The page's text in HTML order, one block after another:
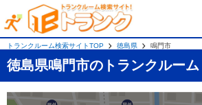
トランクルーム検索サイトTOP 徳島県 鳴門市
徳島県鳴門市のトランクルーム